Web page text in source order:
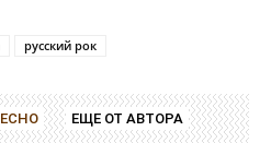
русский рок
ЕЩЕ ОТ АВТОРА